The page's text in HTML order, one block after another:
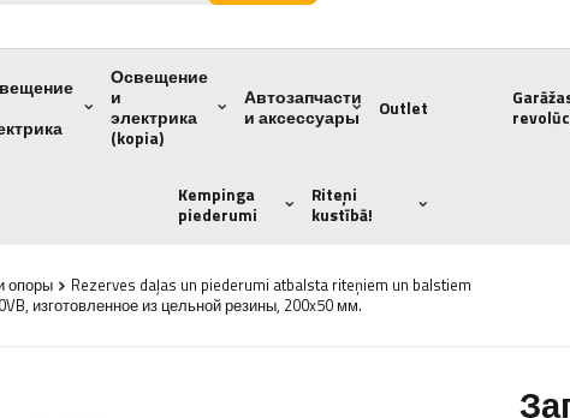
Освещение
и
электрика
(kopia)
Автозапчасти
и аксессуары
Outlet
Kempinga
piederumi
Riteņi
kustībā!
опоры
Rezerves daļas un piederumi atbalsta riteņiem un balstiem
изготовленное из цельной резины, 200x50 мм.